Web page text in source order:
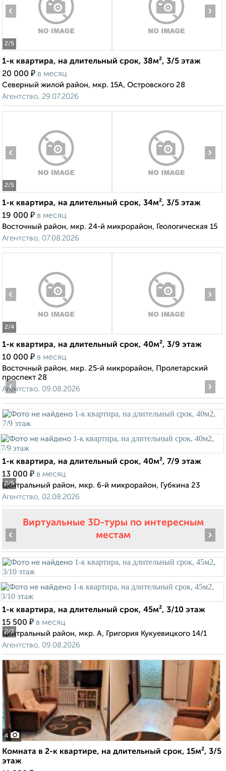
2/5
‹ ›
1-к квартира, на длительный срок, 38м², 3/5 этаж
20 000 ₽ в месяц
Северный жилой район, мкр. 15А, Островского 28
Агентство, 29.07.2026
2/5
‹ ›
1-к квартира, на длительный срок, 34м², 3/5 этаж
19 000 ₽ в месяц
Восточный район, мкр. 24-й микрорайон, Геологическая 15
Агентство, 07.08.2026
2/4
‹ ›
1-к квартира, на длительный срок, 40м², 3/9 этаж
10 000 ₽ в месяц
Восточный район, мкр. 25-й микрорайон, Пролетарский
проспект 28
Агентство, 09.08.2026
2/5
‹ ›
1-к квартира, на длительный срок, 40м², 7/9 этаж
13 000 ₽ в месяц
Центральный район, мкр. 6-й микрорайон, Губкина 23
Агентство, 02.08.2026
Виртуальные 3D-туры по интересным
местам
2/2
‹ ›
1-к квартира, на длительный срок, 45м², 3/10 этаж
15 500 ₽ в месяц
Центральный район, мкр. А, Григория Кукуевицкого 14/1
Агентство, 09.08.2026
4
Комната в 2-к квартире, на длительный срок, 15м², 3/5
этаж